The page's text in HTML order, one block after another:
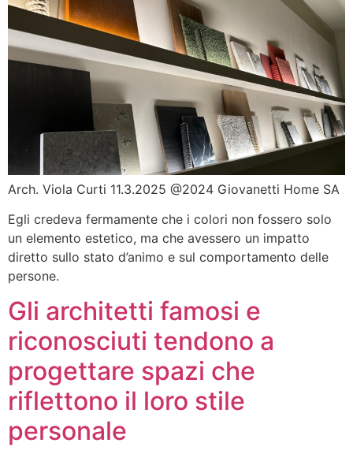
Arch. Viola Curti 11.3.2025 @2024 Giovanetti Home SA
Egli credeva fermamente che i colori non fossero solo
un elemento estetico, ma che avessero un impatto
diretto sullo stato d’animo e sul comportamento delle
persone.
Gli architetti famosi e
riconosciuti tendono a
progettare spazi che
riflettono il loro stile
personale